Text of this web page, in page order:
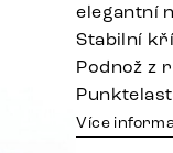
elegantní
Stabilní
Podnož z
Více